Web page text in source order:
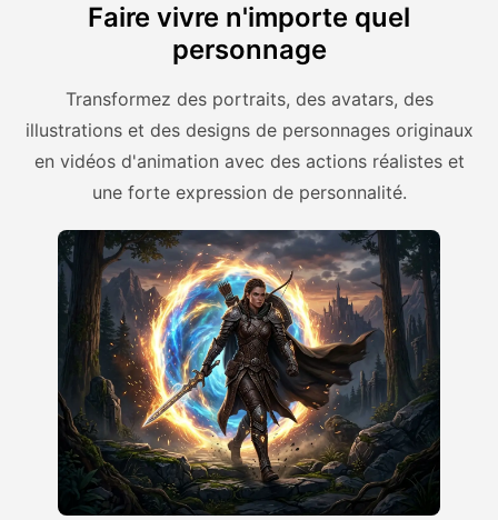
Faire vivre n'importe quel
personnage
Transformez des portraits, des avatars, des
illustrations et des designs de personnages originaux
en vidéos d'animation avec des actions réalistes et
une forte expression de personnalité.